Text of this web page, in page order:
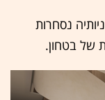
נסחרות
של בטחון.